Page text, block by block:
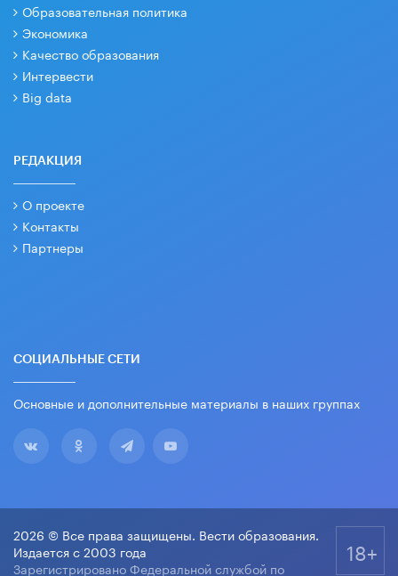
Образовательная политика
Экономика
Качество образования
Интервести
Big data
РЕДАКЦИЯ
О проекте
Контакты
Партнеры
СОЦИАЛЬНЫЕ СЕТИ
Основные и дополнительные материалы в наших группах
2026 © Все права защищены. Вести образования.
Издается с 2003 года
Зарегистрировано Федеральной службой по
18+